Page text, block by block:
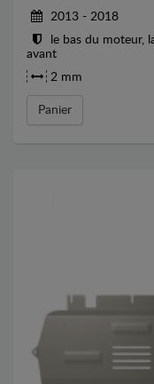
2013 - 2018
le bas du moteur,
avant
2 mm
Panier